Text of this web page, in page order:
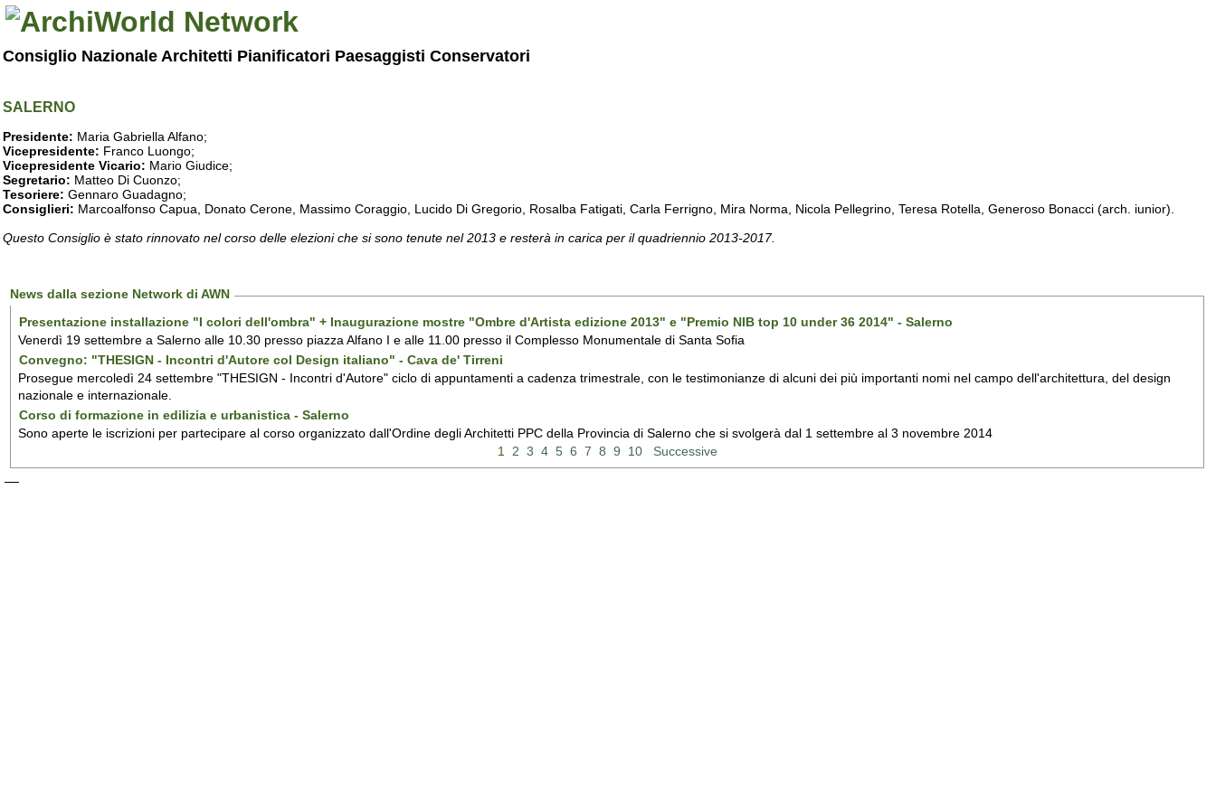
Consiglio Nazionale Architetti Pianificatori Paesaggisti Conservatori
SALERNO
Presidente: Maria Gabriella Alfano;
Vicepresidente: Franco Luongo;
Vicepresidente Vicario: Mario Giudice;
Segretario: Matteo Di Cuonzo;
Tesoriere: Gennaro Guadagno;
Consiglieri: Marcoalfonso Capua, Donato Cerone, Massimo Coraggio, Lucido Di Gregorio, Rosalba Fatigati, Carla Ferrigno, Mira Norma, Nicola Pellegrino, Teresa Rotella, Generoso Bonacci (arch. iunior).
Questo Consiglio è stato rinnovato nel corso delle elezioni che si sono tenute nel 2013 e resterà in carica per il quadriennio 2013-2017.
News dalla sezione Network di AWN
Presentazione installazione "I colori dell'ombra" + Inaugurazione mostre "Ombre d'Artista edizione 2013" e "Premio NIB top 10 under 36 2014" - Salerno
Venerdì 19 settembre a Salerno alle 10.30 presso piazza Alfano I e alle 11.00 presso il Complesso Monumentale di Santa Sofia
Convegno: "THESIGN - Incontri d'Autore col Design italiano" - Cava de' Tirreni
Prosegue mercoledì 24 settembre "THESIGN - Incontri d'Autore" ciclo di appuntamenti a cadenza trimestrale, con le testimonianze di alcuni dei più importanti nomi nel campo dell'architettura, del design
nazionale e internazionale.
Corso di formazione in edilizia e urbanistica - Salerno
Sono aperte le iscrizioni per partecipare al corso organizzato dall'Ordine degli Architetti PPC della Provincia di Salerno che si svolgerà dal 1 settembre al 3 novembre 2014
1
2 3 4 5 6 7 8 9 10 Successive